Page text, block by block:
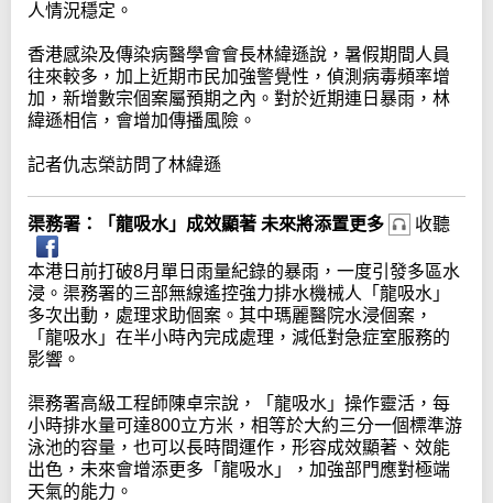
人情況穩定。
香港感染及傳染病醫學會會長林緯遜說，暑假期間人員
往來較多，加上近期市民加強警覺性，偵測病毒頻率增
加，新增數宗個案屬預期之內。對於近期連日暴雨，林
緯遜相信，會增加傳播風險。
記者仇志榮訪問了林緯遜
渠務署：「龍吸水」成效顯著 未來將添置更多 收聽
本港日前打破8月單日雨量紀錄的暴雨，一度引發多區水
浸。渠務署的三部無線遙控強力排水機械人「龍吸水」
多次出動，處理求助個案。其中瑪麗醫院水浸個案，
「龍吸水」在半小時內完成處理，減低對急症室服務的
影響。
渠務署高級工程師陳卓宗說，「龍吸水」操作靈活，每
小時排水量可達800立方米，相等於大約三分一個標準游
泳池的容量，也可以長時間運作，形容成效顯著、效能
出色，未來會增添更多「龍吸水」，加強部門應對極端
天氣的能力。